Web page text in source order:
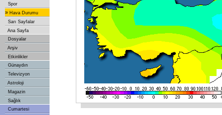
Spor
» Hava Durumu
Sarı Sayfalar
Ana Sayfa
Dosyalar
Arşiv
Etkinlikler
Günaydın
Televizyon
Astroloji
Magazin
Sağlık
Cumartesi